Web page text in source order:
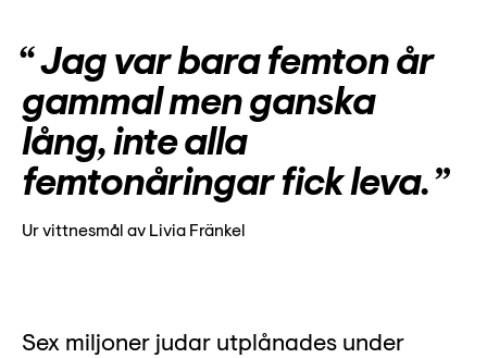
Lyssna
Teckenspråk
English
Jag var bara femton år
gammal men ganska
lång, inte alla
femtonåringar fick leva.
Ur vittnesmål av Livia Fränkel
Sex miljoner judar utplånades under